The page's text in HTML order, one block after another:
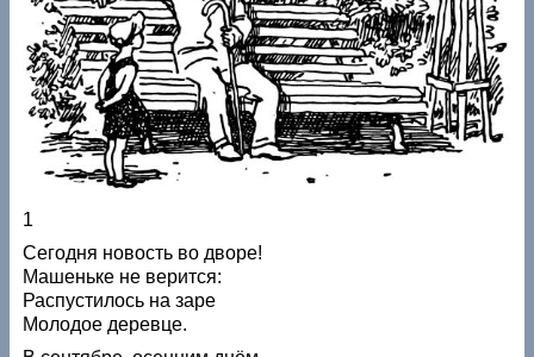
1
Сегодня новость во дворе!
Машеньке не верится:
Распустилось на заре
Молодое деревце.